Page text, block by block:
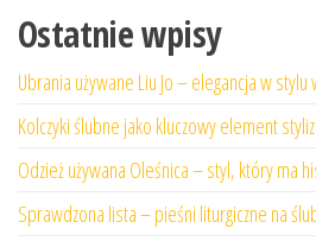
Ostatnie wpisy
Ubrania używane Liu Jo – elegancja w stylu
Kolczyki ślubne jako kluczowy element
Odzież używana Oleśnica – styl, który ma
Sprawdzona lista – pieśni liturgiczne na